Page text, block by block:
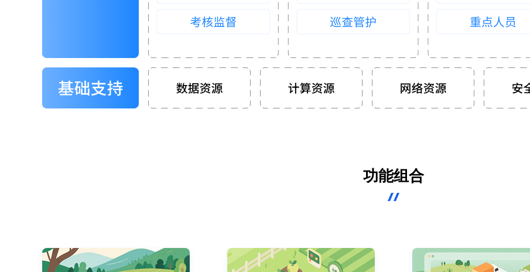
功能组合